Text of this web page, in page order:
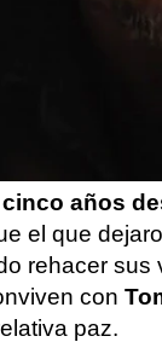
de
años
el que
rehacer sus
con
paz.